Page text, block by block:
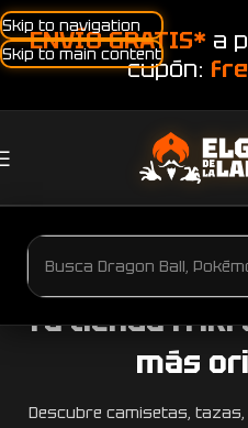
Skip to navigation
Skip to main content
ENVÍO GRATIS* a
cupón:
Tu tienda friki
más
Descubre camisetas,